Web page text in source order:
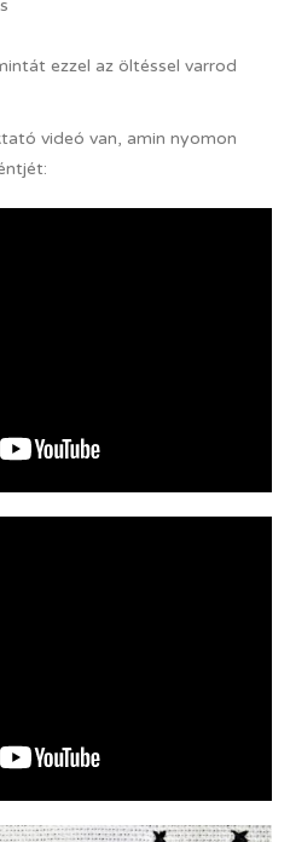
ezzel az öltéssel varrod
videó van, amin nyomon